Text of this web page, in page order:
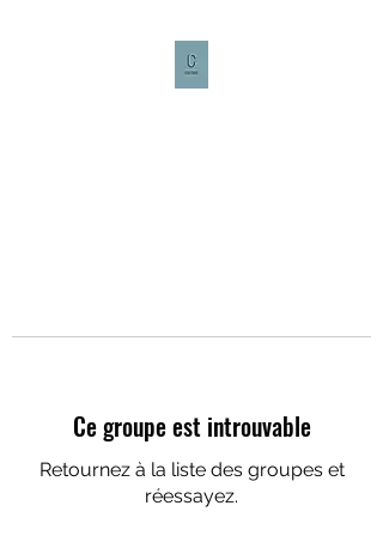
Ce groupe est introuvable
Retournez à la liste des groupes et
réessayez.